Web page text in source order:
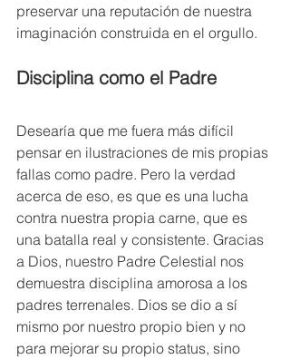
preservar una reputación de nuestra
imaginación construida en el orgullo.
Disciplina como el Padre
Desearía que me fuera más difícil
pensar en ilustraciones de mis propias
fallas como padre. Pero la verdad
acerca de eso, es que es una lucha
contra nuestra propia carne, que es
una batalla real y consistente. Gracias
a Dios, nuestro Padre Celestial nos
demuestra disciplina amorosa a los
padres terrenales. Dios se dio a sí
mismo por nuestro propio bien y no
para mejorar su propio status, sino